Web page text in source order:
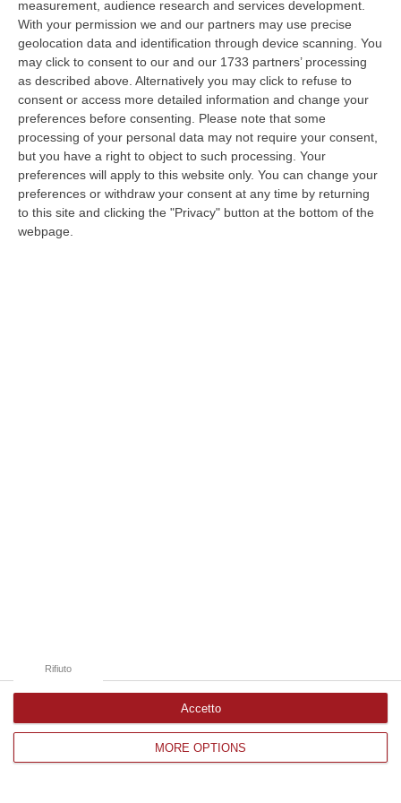
measurement, audience research and services development.
With your permission we and our partners may use precise
geolocation data and identification through device scanning. You
may click to consent to our and our 1733 partners’ processing
as described above. Alternatively you may click to refuse to
consent or access more detailed information and change your
preferences before consenting.
Please note that some
processing of your personal data may not require your consent,
but you have a right to object to such processing. Your
preferences will apply to this website only. You can change your
preferences or withdraw your consent at any time by returning
to this site and clicking the "Privacy" button at the bottom of the
webpage.
MORE OPTIONS
Rifiuto
Accetto
08 Agosto, 18:05
’Ndrangheta, Il Bigliettino Dal Carcere Per Il Controllo Dei Boschi.
«Dovevamo Rispettare Mallamace»
“CATANZARO Un piccolo foglio che arriva dal carcere e diventa, nel
racconto del collaboratore di giustizia, una sorta di lasciapassare. Rocc…
08 Agosto, 18:01
Dall’inferno Di Marcinelle Alla Sicurezza Di Oggi, Un Monito
Inascoltato Che Dura Da 70 Anni
“Il disastro di Marcinelle, avvenuto settant’anni orsono, l’8 agosto 1956,
nella miniera Bois du Cazier in Belgio, che provocò la morte di 2…
Corriere delle Calabria è una testata giornalistica di News&Com S.r.l